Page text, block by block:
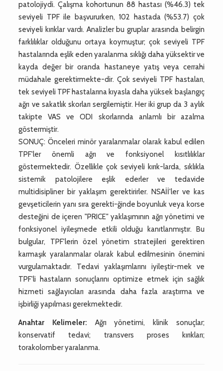
patolojiydi. Çalışma kohortunun 88 hastası (%46.3) tek
seviyeli TPF ile başvururken, 102 hastada (%53.7) çok
seviyeli kırıklar vardı. Analizler bu gruplar arasında belirgin
farklılıklar olduğunu ortaya koymuştur; çok seviyeli TPF
hastalarında eşlik eden yaralanma sıklığı daha yüksektir ve
kayda değer bir oranda hastaneye yatış veya cerrahi
müdahale gerektirmekte-dir. Çok seviyeli TPF hastaları,
tek seviyeli TPF hastalarına kıyasla daha yüksek başlangıç
ağrı ve sakatlık skorları sergilemiştir. Her iki grup da 3 aylık
takipte VAS ve ODI skorlarında anlamlı bir azalma
göstermiştir.
SONUÇ: Önceleri minör yaralanmalar olarak kabul edilen
TPF'ler önemli ağrı ve fonksiyonel kısıtlılıklar
göstermektedir. Özellikle çok seviyeli kırık-larda, sıklıkla
sistemik patolojilere eşlik ederler ve tedavide
multidisipliner bir yaklaşım gerektirirler. NSAİİ'ler ve kas
gevşeticilerin yanı sıra gerekti-ğinde boyunluk veya korse
desteğini de içeren "PRICE" yaklaşımının ağrı yönetimi ve
fonksiyonel iyileşmede etkili olduğu kanıtlanmıştır. Bu
bulgular, TPF'lerin özel yönetim stratejileri gerektiren
karmaşık yaralanmalar olarak kabul edilmesinin önemini
vurgulamaktadır. Tedavi yaklaşımlarını iyileştir-mek ve
TPF'li hastaların sonuçlarını optimize etmek için sağlık
hizmeti sağlayıcıları arasında daha fazla araştırma ve
işbirliği yapılması gerekmektedir.
Anahtar Kelimeler: Ağrı yönetimi, klinik sonuçlar;
konservatif tedavi; transvers proses kırıkları;
torakolomber yaralanma.